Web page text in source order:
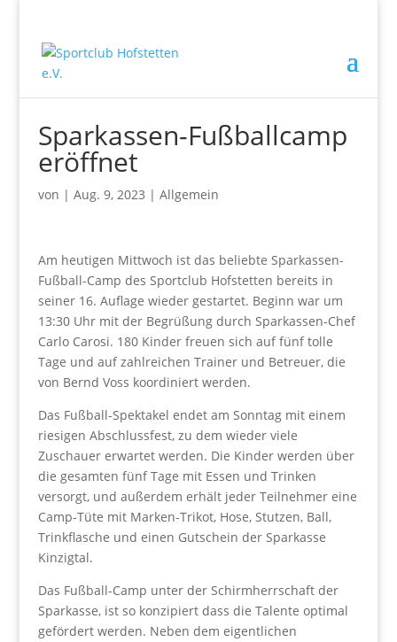
Sparkassen-Fußballcamp
eröffnet
von | Aug. 9, 2023 | Allgemein
Am heutigen Mittwoch ist das beliebte Sparkassen-
Fußball-Camp des Sportclub Hofstetten bereits in
seiner 16. Auflage wieder gestartet. Beginn war um
13:30 Uhr mit der Begrüßung durch Sparkassen-Chef
Carlo Carosi. 180 Kinder freuen sich auf fünf tolle
Tage und auf zahlreichen Trainer und Betreuer, die
von Bernd Voss koordiniert werden.
Das Fußball-Spektakel endet am Sonntag mit einem
riesigen Abschlussfest, zu dem wieder viele
Zuschauer erwartet werden. Die Kinder werden über
die gesamten fünf Tage mit Essen und Trinken
versorgt, und außerdem erhält jeder Teilnehmer eine
Camp-Tüte mit Marken-Trikot, Hose, Stutzen, Ball,
Trinkflasche und einen Gutschein der Sparkasse
Kinzigtal.
Das Fußball-Camp unter der Schirmherrschaft der
Sparkasse, ist so konzipiert dass die Talente optimal
gefördert werden. Neben dem eigentlichen